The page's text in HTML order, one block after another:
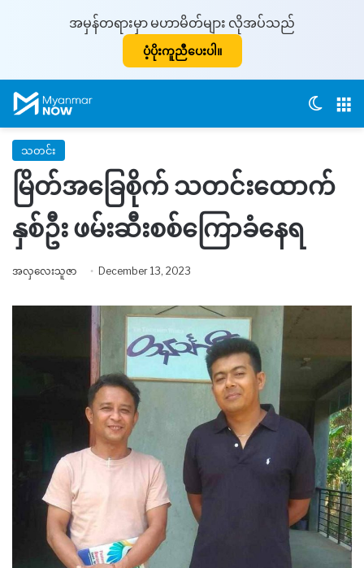
အမှန်တရားမှာ မဟာမိတ်များ လိုအပ်သည်
ပံ့ပိုးကူညီပေးပါ။
သတင်း
မြိတ်အခြေစိုက် သတင်းထောက်
နှစ်ဦး ဖမ်းဆီးစစ်ကြောခံနေရ
အလှလေးသူဇာ December 13, 2023